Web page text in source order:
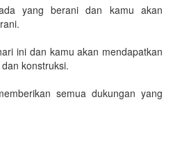
yang berani dan kamu akan
ini dan kamu akan mendapatkan
konstruksi.
semua dukungan yang